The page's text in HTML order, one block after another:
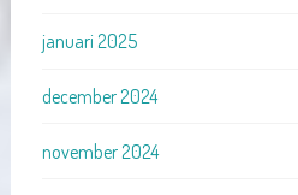
januari 2025
december 2024
november 2024